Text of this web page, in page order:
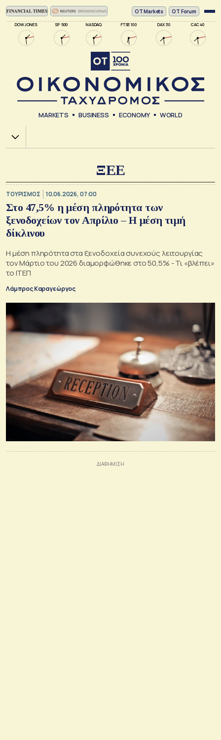
DOW JONES SP 500 NASDAQ FTSE 100 DAX 30 CAC 40
ΟΤ Markets OT Forum
MARKETS BUSINESS ECONOMY WORLD
Χ.Α.
ΞΕΕ
ΤΟΥΡΙΣΜΟΣ 10.06.2026, 07:00
Στο 47,5% η μέση πληρότητα των
ξενοδοχείων τον Απρίλιο – Η μέση τιμή
δίκλινου
Η μέση πληρότητα στα ξενοδοχεία συνεχούς λειτουργίας
τον Μάρτιο του 2026 διαμορφώθηκε στο 50,5% - Τι «βλέπει»
το ΙΤΕΠ
Λάμπρος Καραγεώργος